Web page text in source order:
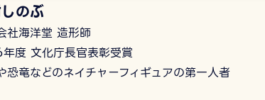
のぶ
社海洋堂 造形師
度 文化庁長官表彰受賞
恐竜などのネイチャーフィギュアの第一人者